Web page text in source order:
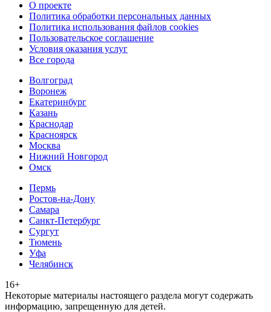
О проекте
Политика обработки персональных данных
Политика использования файлов cookies
Пользовательское соглашение
Условия оказания услуг
Все города
Волгоград
Воронеж
Екатеринбург
Казань
Краснодар
Красноярск
Москва
Нижний Новгород
Омск
Пермь
Ростов-на-Дону
Самара
Санкт-Петербург
Сургут
Тюмень
Уфа
Челябинск
16+
Heкoтopыe мaтepиaлы нacтoящего paздeла мoгут coдержать
инфopмaцию, зaпpeщeнную для дeтeй.